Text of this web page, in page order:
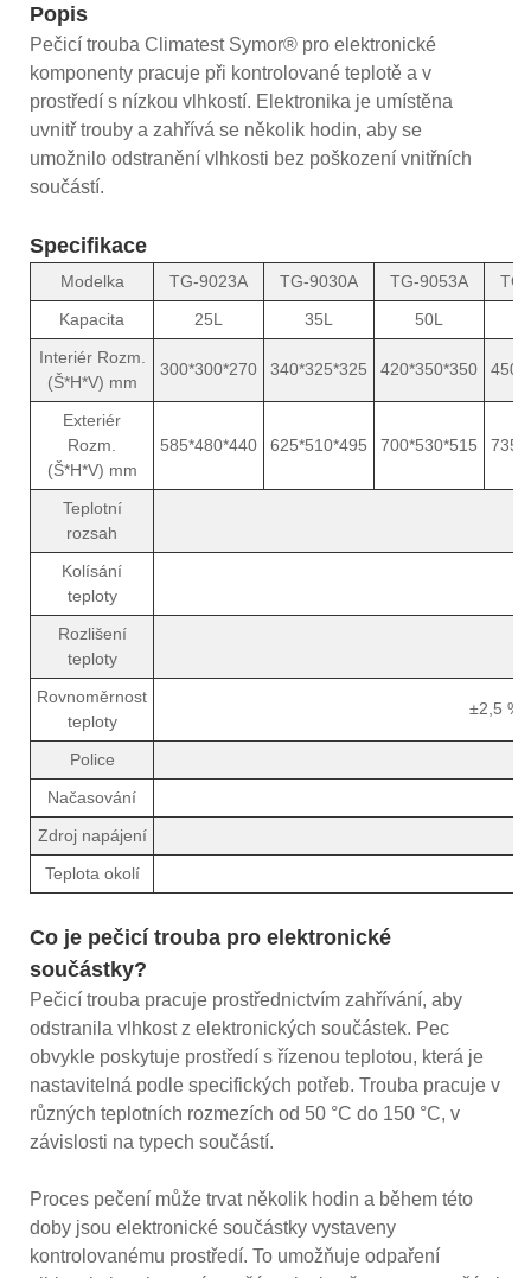
Popis
Pečicí trouba Climatest Symor® pro elektronické
komponenty pracuje při kontrolované teplotě a v
prostředí s nízkou vlhkostí. Elektronika je umístěna
uvnitř trouby a zahřívá se několik hodin, aby se
umožnilo odstranění vlhkosti bez poškození vnitřních
součástí.
Specifikace
Modelka TG-9023A TG-9030A TG-9053A
Kapacita
25L 35L 50L
Interiér Rozm.
(Š*H*V) mm
300*300*270 340*325*325 420*350*350
Exteriér
Rozm.
(Š*H*V) mm
585*480*440 625*510*495 700*530*515
Teplotní
rozsah
Kolísání
teploty
Rozlišení
teploty
Rovnoměrnost
teploty
±2,5 %
Police
Načasování
Zdroj napájení
Teplota okolí
Co je pečicí trouba pro elektronické
součástky?
Pečicí trouba pracuje prostřednictvím zahřívání, aby
odstranila vlhkost z elektronických součástek. Pec
obvykle poskytuje prostředí s řízenou teplotou, která je
nastavitelná podle specifických potřeb. Trouba pracuje v
různých teplotních rozmezích od 50 °C do 150 °C, v
závislosti na typech součástí.
Proces pečení může trvat několik hodin a během této
doby jsou elektronické součástky vystaveny
kontrolovanému prostředí. To umožňuje odpaření